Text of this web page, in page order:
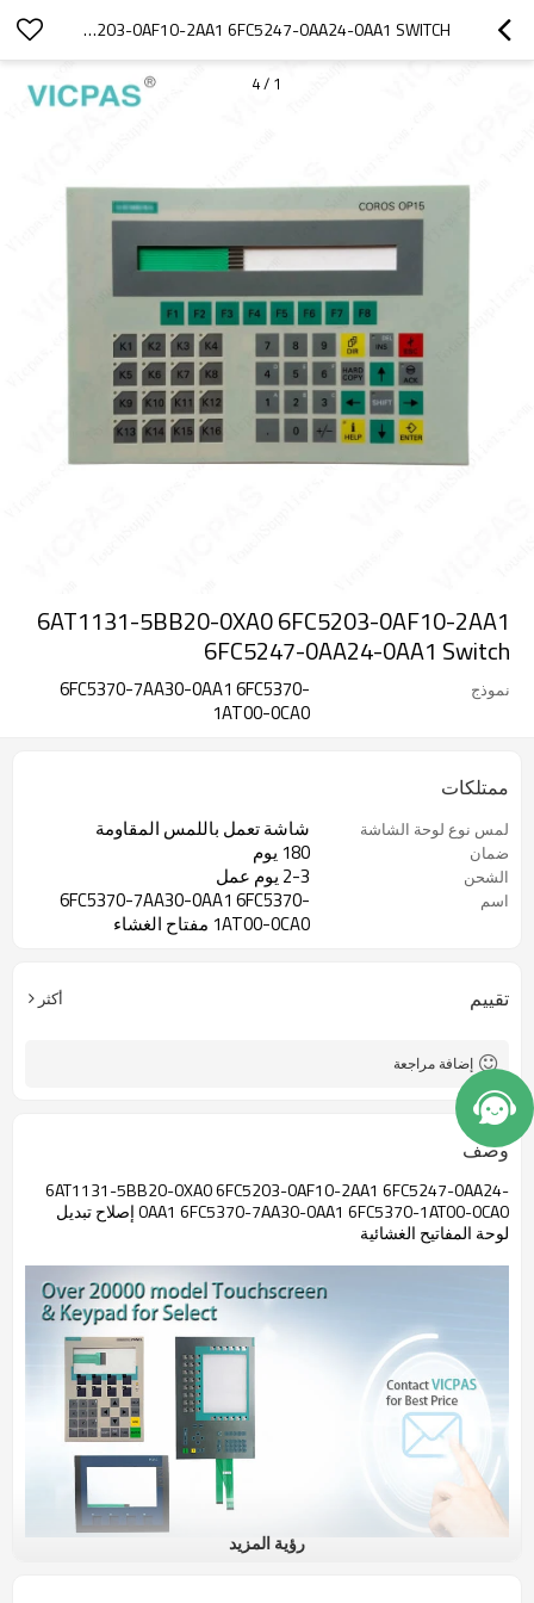
6AT1131-5BB20-0XA0 6FC5203-0AF10-2AA1 6FC5247-0AA24-0AA1 SWITCH
1
/
4
6AT1131-5BB20-0XA0 6FC5203-0AF10-2AA1
6FC5247-0AA24-0AA1 Switch
نموذج
6FC5370-7AA30-0AA1 6FC5370-
1AT00-0CA0
ممتلكات
لمس نوع لوحة الشاشة شاشة تعمل باللمس المقاومة
ضمان 180 يوم
الشحن 2-3 يوم عمل
اسم
6FC5370-7AA30-0AA1 6FC5370-
1AT00-0CA0 مفتاح الغشاء
تقييم أكثر
إضافة مراجعة
وصف
6AT1131-5BB20-0XA0 6FC5203-0AF10-2AA1 6FC5247-0AA24-
0AA1 6FC5370-7AA30-0AA1 6FC5370-1AT00-0CA0 إصلاح تبديل
لوحة المفاتيح الغشائية
رؤية المزيد